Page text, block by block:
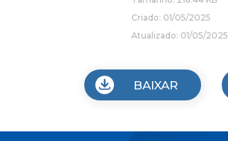
Criado: 01/05/2025
Atualizado: 01/05/2025
BAIXAR